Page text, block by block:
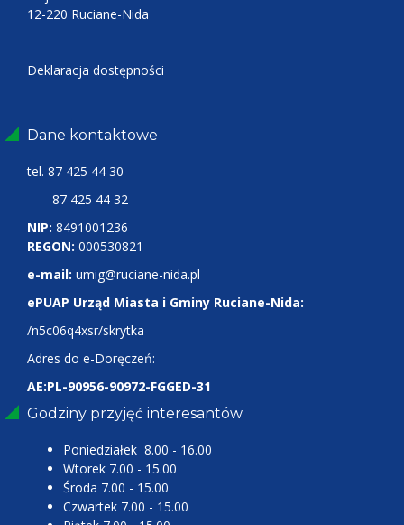
12-220 Ruciane-Nida
Deklaracja dostępności
Dane kontaktowe
tel. 87 425 44 30
87 425 44 32
NIP: 8491001236
REGON: 000530821
e-mail: umig@ruciane-nida.pl
ePUAP Urząd Miasta i Gminy Ruciane-Nida:
/n5c06q4xsr/skrytka
Adres do e-Doręczeń:
AE:PL-90956-90972-FGGED-31
Godziny przyjęć interesantów
Poniedziałek 8.00 - 16.00
Wtorek 7.00 - 15.00
Środa 7.00 - 15.00
Czwartek 7.00 - 15.00